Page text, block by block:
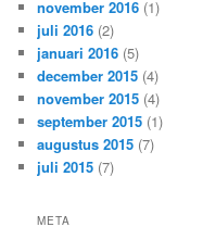
november 2016 (1)
juli 2016 (2)
januari 2016 (5)
december 2015 (4)
november 2015 (4)
september 2015 (1)
augustus 2015 (7)
juli 2015 (7)
META